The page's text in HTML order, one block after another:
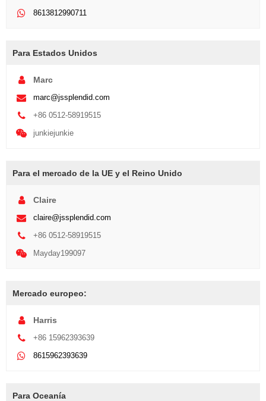
8613812990711
Para Estados Unidos
Marc
marc@jssplendid.com
+86 0512-58919515
junkiejunkie
Para el mercado de la UE y el Reino Unido
Claire
claire@jssplendid.com
+86 0512-58919515
Mayday199097
Mercado europeo:
Harris
+86 15962393639
8615962393639
Para Oceanía